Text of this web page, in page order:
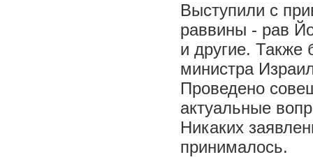
Выступили с
раввины - рав
и другие. Также
министра
Проведено
актуальные
Никаких
принималось.